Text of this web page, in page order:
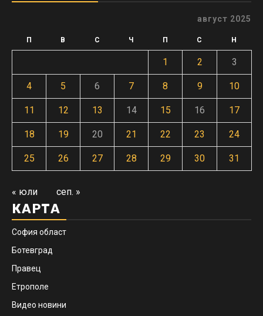
август 2025
П В С Ч П С Н
1 2 3
4 5 6 7 8 9 10
11 12 13 14 15 16 17
18 19 20 21 22 23 24
25 26 27 28 29 30 31
« юли сеп. »
КАРТА
София област
Ботевград
Правец
Етрополе
Видео новини